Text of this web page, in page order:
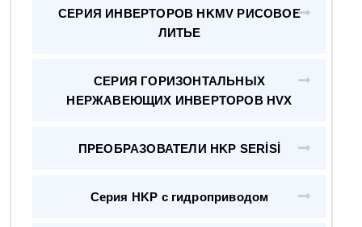
СЕРИЯ ИНВЕРТОРОВ HKMV РИСОВОЕ
ЛИТЬЕ
СЕРИЯ ГОРИЗОНТАЛЬНЫХ
НЕРЖАВЕЮЩИХ ИНВЕРТОРОВ HVX
ПРЕОБРАЗОВАТЕЛИ HKP SERİSİ
Серия HKP с гидроприводом